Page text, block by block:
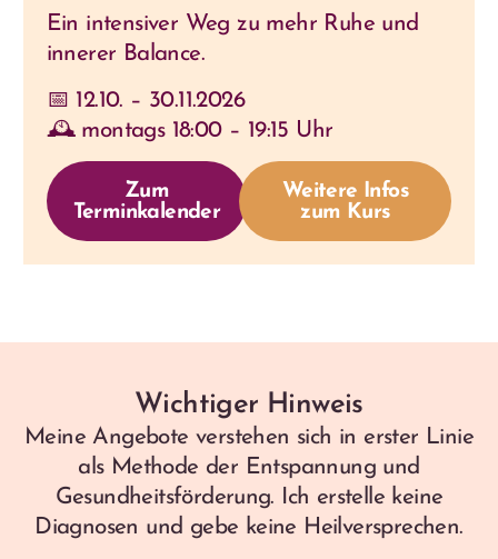
Ein intensiver Weg zu mehr Ruhe und
innerer Balance.
📅 12.10. – 30.11.2026
🕰 montags 18:00 – 19:15 Uhr
Zum
Terminkalender
Weitere Infos
zum Kurs
Wichtiger Hinweis
Meine Angebote verstehen sich in erster Linie
als Methode der Entspannung und
Gesundheitsförderung. Ich erstelle keine
Diagnosen und gebe keine Heilversprechen.